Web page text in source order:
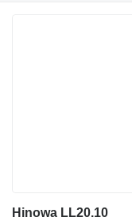
Hinowa LL20.10